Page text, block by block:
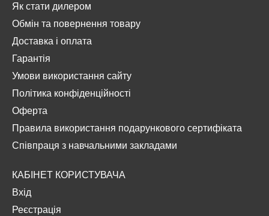
Як стати дилером
Обмін та повернення товару
Доставка і оплата
Гарантія
Умови використання сайту
Політика конфіденційності
Оферта
Правила використання подарункового сертифіката
Співпраця з навчальними закладами
КАБІНЕТ КОРИСТУВАЧА
Вхід
Реєстрація